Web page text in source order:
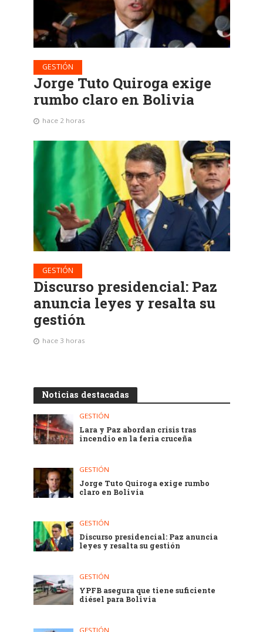
GESTIÓN
Jorge Tuto Quiroga exige
rumbo claro en Bolivia
hace 2 horas
GESTIÓN
Discurso presidencial: Paz
anuncia leyes y resalta su
gestión
hace 3 horas
Noticias destacadas
GESTIÓN
Lara y Paz abordan crisis tras
incendio en la feria cruceña
GESTIÓN
Jorge Tuto Quiroga exige rumbo
claro en Bolivia
GESTIÓN
Discurso presidencial: Paz anuncia
leyes y resalta su gestión
GESTIÓN
YPFB asegura que tiene suficiente
diésel para Bolivia
GESTIÓN